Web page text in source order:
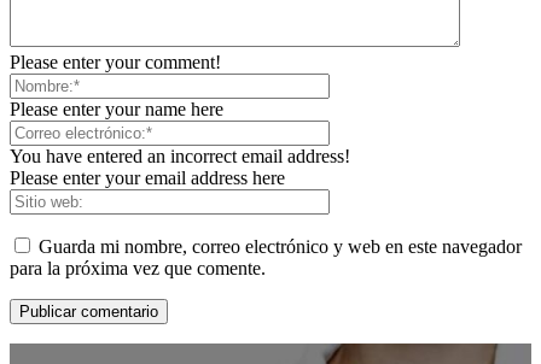
Please enter your comment!
Please enter your name here
You have entered an incorrect email address!
Please enter your email address here
Guarda mi nombre, correo electrónico y web en este navegador
para la próxima vez que comente.